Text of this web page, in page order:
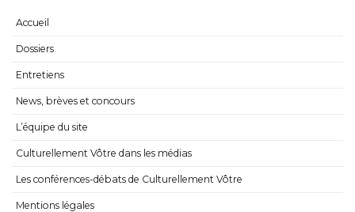
Accueil
Dossiers
Entretiens
News, brèves et concours
L’équipe du site
Culturellement Vôtre dans les médias
Les conférences-débats de Culturellement Vôtre
Mentions légales